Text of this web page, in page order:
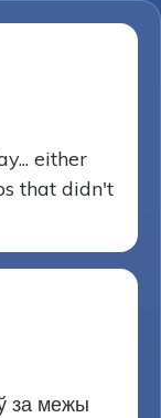
either
that didn't
за межы